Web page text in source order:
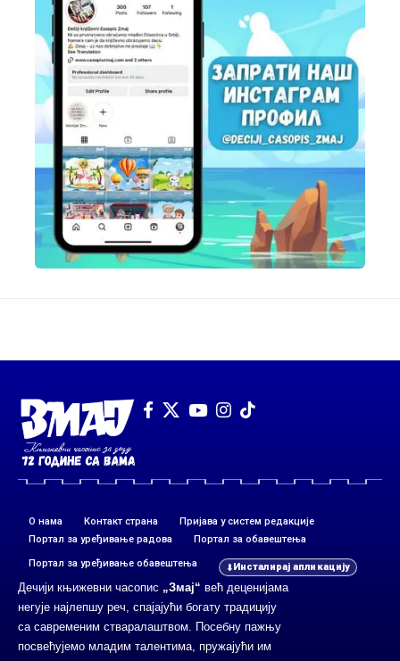
О нама Контакт страна
Пријава у систем редакције
Портал за уређивање радова
Портал за обавештења
Портал за уређивање обавештења Инсталирај апликацију
Дечији књижевни часопис „Змај“ већ деценијама
негује најлепшу реч, спајајући богату традицију
са савременим стваралаштвом. Посебну пажњу
посвећујемо младим талентима, пружајући им